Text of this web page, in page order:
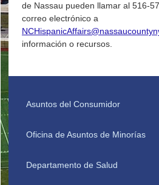
de Nassau pueden llamar al 516-
correo electrónico a
información o recursos.
Asuntos del Consumidor
Oficina de Asuntos de Minorías
Departamento de Salud